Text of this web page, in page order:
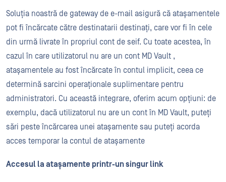
Soluția noastră de gateway de e-mail asigură că atașamentele
pot fi încărcate către destinatarii destinați, care vor fi în cele
din urmă livrate în propriul cont de seif. Cu toate acestea, în
cazul în care utilizatorul nu are un cont MD Vault ,
atașamentele au fost încărcate în contul implicit, ceea ce
determină sarcini operaționale suplimentare pentru
administratori. Cu această integrare, oferim acum opțiuni: de
exemplu, dacă utilizatorul nu are un cont în MD Vault, puteți
sări peste încărcarea unei atașamente sau puteți acorda
acces temporar la contul de atașamente
Accesul la atașamente printr-un singur link